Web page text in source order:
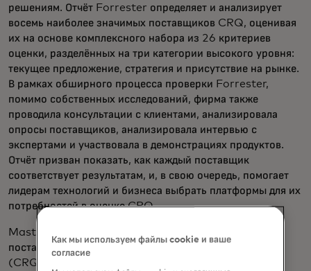
решениям. Отчёт Forrester определяет и анализирует
восемь наиболее значимых поставщиков CRQ, оценивая
их на основе комплексного набора из 26 критериев
оценки, разделённых на три категории высокого уровня:
текущее предложение, стратегия и присутствие на рынке.
В рамках обширного процесса проверки Forrester,
помимо собственных исследований, фирма также
проводила консультации с клиентами, анализировала
опросы поставщиков, анализировала интервью с
экспертами и участвовала в демонстрациях продуктов.
Отчёт призван показать, как каждый поставщик
соответствует результатам, и, в свою очередь, помогает
лидерам технологий и бизнеса выбрать платформы для их
потребностей в оценке CRQ.
Mastercard была выбрана одним из восьми ведущих
поставщиков на рынке Cyber Risk Quantification
(CRQ). Каждый из выбранных игроков имеет доход от
Как мы используем файлы cookie и ваше
согласие